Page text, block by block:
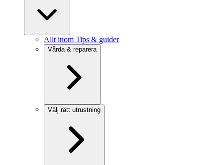
Allt inom Tips & guider
Vårda & reparera
Välj rätt utrustning